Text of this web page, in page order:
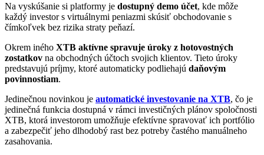
Na vyskúšanie si platformy je dostupný demo účet, kde môže
každý investor s virtuálnymi peniazmi skúsiť obchodovanie s
čímkoľvek bez rizika straty peňazí.
Okrem iného XTB aktívne spravuje úroky z hotovostných
zostatkov na obchodných účtoch svojich klientov. Tieto úroky
predstavujú príjmy, ktoré automaticky podliehajú daňovým
povinnostiam.
Jedinečnou novinkou je automatické investovanie na XTB, čo je
jedinečná funkcia dostupná v rámci investičných plánov spoločnosti
XTB, ktorá investorom umožňuje efektívne spravovať ich portfólio
a zabezpečiť jeho dlhodobý rast bez potreby častého manuálneho
zasahovania.